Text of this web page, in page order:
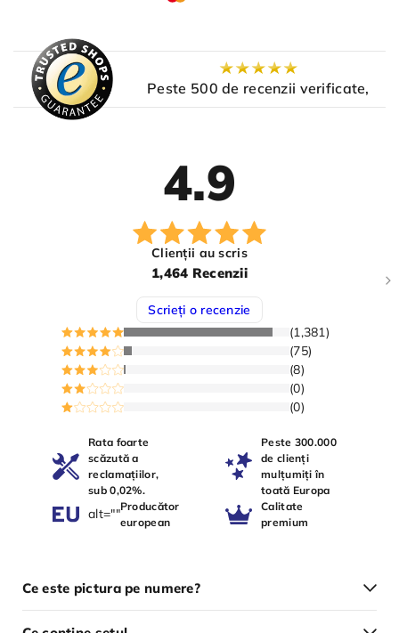
Peste 500 de recenzii verificate,
4.9
Clienții au scris
1,464 Recenzii
Scrieți o recenzie
(1,381)
(75)
(8)
(0)
(0)
Rata foarte
scăzută a
reclamațiilor,
sub 0,02%.
Peste 300.000
de clienți
mulțumiți în
toată Europa
alt=""Producător
european
Calitate
premium
Ce este pictura pe numere?